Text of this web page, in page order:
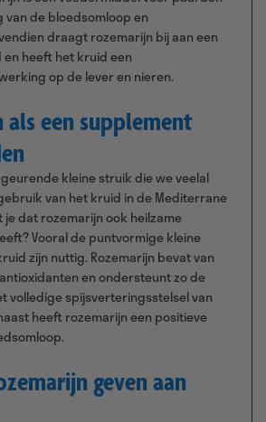
de bloedsomloop en
draagt rozemarijn bij aan een
heeft het kruid een
op de lever en nieren.
als een supplement
kleine struik die we veelal
van het kruid in de Mediterrane
je dat rozemarijn ook heilzame
Vooral de puntvormige kleine
zijn nuttig. Rozemarijn bevat van
en ondersteunt zo de
volledige spijsverteringsstelsel van
heeft rozemarijn een positieve
geven aan